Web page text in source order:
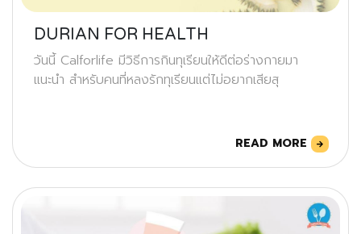
DURIAN FOR HEALTH
วันนี้ Calforlife มีวิธีการกินทุเรียนให้ดีต่อร่างกายมา
แนะนำ สำหรับคนที่หลงรักทุเรียนแต่ไม่อยากเสียสุ
READ MORE